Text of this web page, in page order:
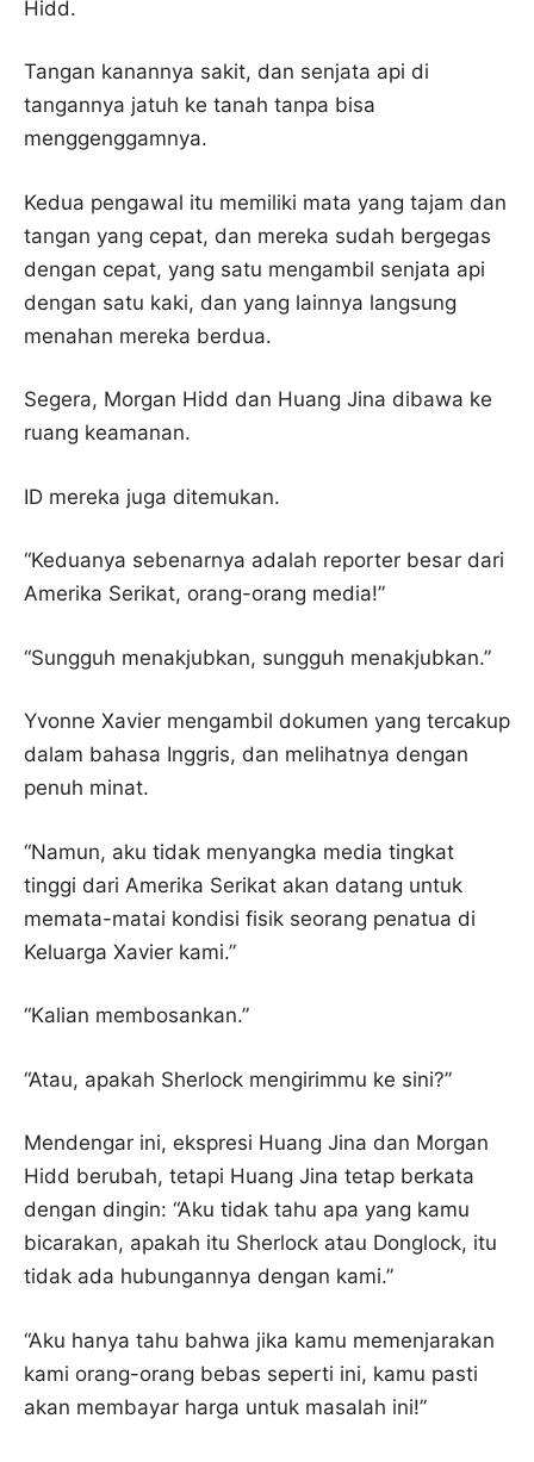
Hidd.
Tangan kanannya sakit, dan senjata api di
tangannya jatuh ke tanah tanpa bisa
menggenggamnya.
Kedua pengawal itu memiliki mata yang tajam dan
tangan yang cepat, dan mereka sudah bergegas
dengan cepat, yang satu mengambil senjata api
dengan satu kaki, dan yang lainnya langsung
menahan mereka berdua.
Segera, Morgan Hidd dan Huang Jina dibawa ke
ruang keamanan.
ID mereka juga ditemukan.
“Keduanya sebenarnya adalah reporter besar dari
Amerika Serikat, orang-orang media!”
“Sungguh menakjubkan, sungguh menakjubkan.”
Yvonne Xavier mengambil dokumen yang tercakup
dalam bahasa Inggris, dan melihatnya dengan
penuh minat.
“Namun, aku tidak menyangka media tingkat
tinggi dari Amerika Serikat akan datang untuk
memata-matai kondisi fisik seorang penatua di
Keluarga Xavier kami.”
“Kalian membosankan.”
“Atau, apakah Sherlock mengirimmu ke sini?”
Mendengar ini, ekspresi Huang Jina dan Morgan
Hidd berubah, tetapi Huang Jina tetap berkata
dengan dingin: “Aku tidak tahu apa yang kamu
bicarakan, apakah itu Sherlock atau Donglock, itu
tidak ada hubungannya dengan kami.”
“Aku hanya tahu bahwa jika kamu memenjarakan
kami orang-orang bebas seperti ini, kamu pasti
akan membayar harga untuk masalah ini!”